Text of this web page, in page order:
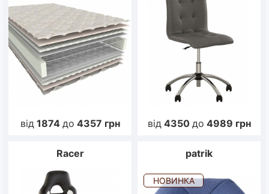
від 1874 до 4357 грн від 4350 до 4989 грн
Racer patrik
НОВИНКА